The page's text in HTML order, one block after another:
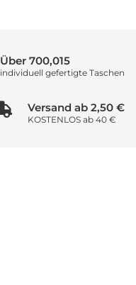
Über 1,000,000
individuell gefertigte Taschen
Versand ab 2,50 €
KOSTENLOS ab 40 €